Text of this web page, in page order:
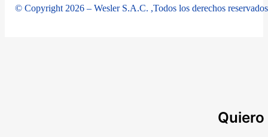
© Copyright 2026 – Wesler S.A.C. ,Todos los derechos